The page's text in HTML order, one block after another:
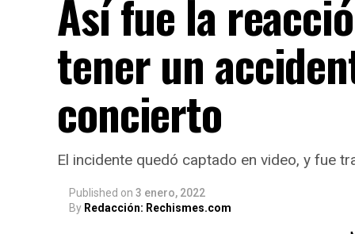
Así fue la
tener un
concierto
El incidente quedó captado en video, y fue
Published on 3 enero, 2022
By Redacción: Rechismes.com